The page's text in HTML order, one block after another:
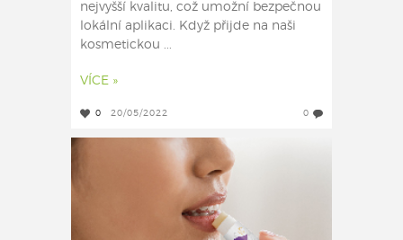
nejvyšší kvalitu, což umožní bezpečnou
lokální aplikaci. Když přijde na naši
kosmetickou ...
VÍCE »
0 20/05/2022 0